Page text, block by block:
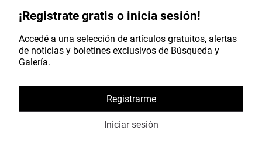
¡Registrate gratis o inicia sesión!
Accedé a una selección de artículos gratuitos, alertas
de noticias y boletines exclusivos de Búsqueda y
Galería.
Registrarme
Iniciar sesión